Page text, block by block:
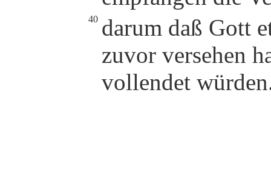
40 darum daß Gott
zuvor versehen
vollendet